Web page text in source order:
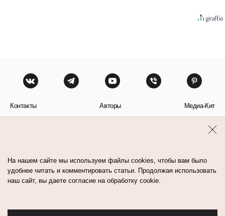
Контакты Авторы Медиа-Кит
На нашем сайте мы используем файлы cookies, чтобы вам было
удобнее читать и комментировать статьи. Продолжая использовать
наш сайт, вы даете согласие на обработку cookie.